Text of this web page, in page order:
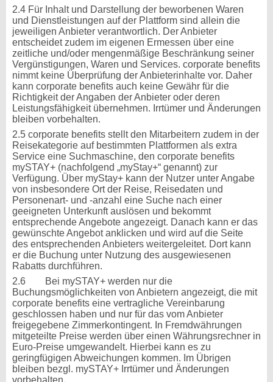
2.4 Für Inhalt und Darstellung der beworbenen Waren
und Dienstleistungen auf der Plattform sind allein die
jeweiligen Anbieter verantwortlich. Der Anbieter
entscheidet zudem im eigenen Ermessen über eine
zeitliche und/oder mengenmäßige Beschränkung seiner
Vergünstigungen, Waren und Services. corporate benefits
nimmt keine Überprüfung der Anbieterinhalte vor. Daher
kann corporate benefits auch keine Gewähr für die
Richtigkeit der Angaben der Anbieter oder deren
Leistungsfähigkeit übernehmen. Irrtümer und Änderungen
bleiben vorbehalten.
2.5 corporate benefits stellt den Mitarbeitern zudem in der
Reisekategorie auf bestimmten Plattformen als extra
Service eine Suchmaschine, den corporate benefits
mySTAY+ (nachfolgend „myStay+“ genannt) zur
Verfügung. Über myStay+ kann der Nutzer unter Angabe
von insbesondere Ort der Reise, Reisedaten und
Personenart- und -anzahl eine Suche nach einer
geeigneten Unterkunft auslösen und bekommt
entsprechende Angebote angezeigt. Danach kann er das
gewünschte Angebot anklicken und wird auf die Seite
des entsprechenden Anbieters weitergeleitet. Dort kann
er die Buchung unter Nutzung des ausgewiesenen
Rabatts durchführen.
2.6 Bei mySTAY+ werden nur die
Buchungsmöglichkeiten von Anbietern angezeigt, die mit
corporate benefits eine vertragliche Vereinbarung
geschlossen haben und nur für das vom Anbieter
freigegebene Zimmerkontingent. In Fremdwährungen
mitgeteilte Preise werden über einen Währungsrechner in
Euro-Preise umgewandelt. Hierbei kann es zu
geringfügigen Abweichungen kommen. Im Übrigen
bleiben bezgl. mySTAY+ Irrtümer und Änderungen
vorbehalten.